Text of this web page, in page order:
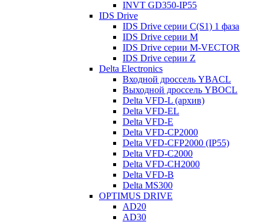
INVT GD350-IP55
IDS Drive
IDS Drive серии C(S1) 1 фаза
IDS Drive серии M
IDS Drive серии M-VECTOR
IDS Drive серии Z
Delta Electronics
Входной дроссель YBACL
Выходной дроссель YBOCL
Delta VFD-L (архив)
Delta VFD-EL
Delta VFD-E
Delta VFD-CP2000
Delta VFD-CFP2000 (IP55)
Delta VFD-C2000
Delta VFD-CH2000
Delta VFD-B
Delta MS300
OPTIMUS DRIVE
AD20
AD30